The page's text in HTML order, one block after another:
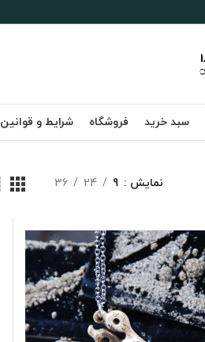
سبد خرید فروشگاه شرایط و قوانین
نمایش 9
24
36